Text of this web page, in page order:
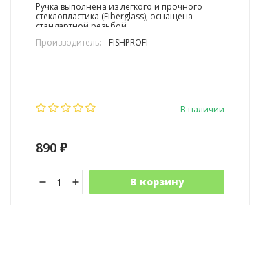
Ручка выполнена из легкого и прочного
стеклопластика (Fiberglass), оснащена
стандартной резьбой.
Производитель:
FISHPROFI
В наличии
890 ₽
В корзину